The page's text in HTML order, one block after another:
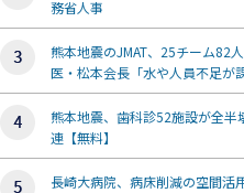
務省人事
熊本地震のJMAT、25チーム
医・松本会長「水や人員不足が
熊本地震、歯科診52施設が
連【無料】
長崎大病院、病床削減の空間活